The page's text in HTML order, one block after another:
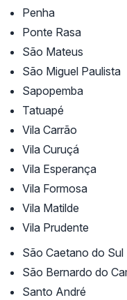
Penha
Ponte Rasa
São Mateus
São Miguel Paulista
Sapopemba
Tatuapé
Vila Carrão
Vila Curuçá
Vila Esperança
Vila Formosa
Vila Matilde
Vila Prudente
São Caetano do Sul
São Bernardo do
Santo André